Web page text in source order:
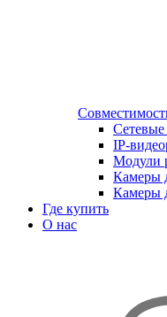
IP-
Модули
Камеры
Камеры
Где купить
О нас